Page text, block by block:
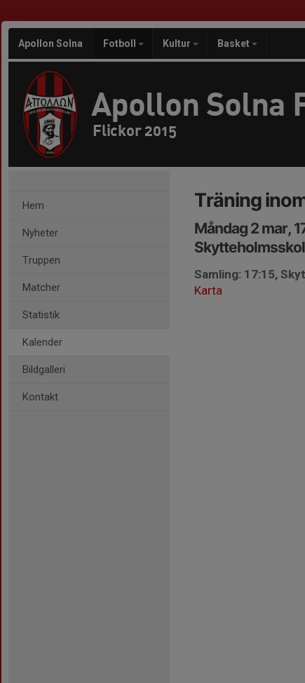
Apollon Solna Fotboll Kultur Basket
Apollon Solna
Flickor 2015
Hem
Nyheter
Truppen
Matcher
Statistik
Kalender
Bildgalleri
Kontakt
Träning
Måndag 2 mar,
Samling: 17:15,
Karta